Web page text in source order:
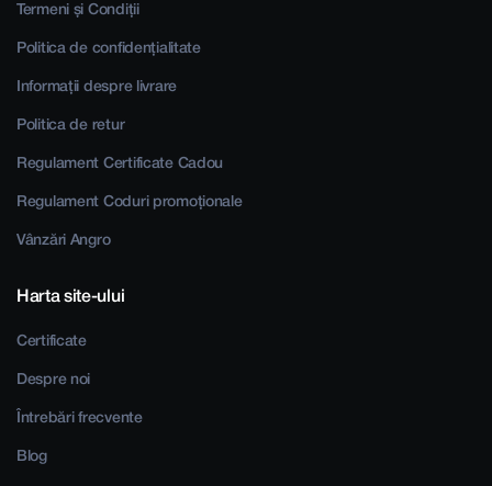
Termeni și Condiții
Politica de confidențialitate
Informații despre livrare
Politica de retur
Regulament Certificate Cadou
Regulament Coduri promoționale
Vânzări Angro
Harta site-ului
Certificate
Despre noi
Întrebări frecvente
Blog